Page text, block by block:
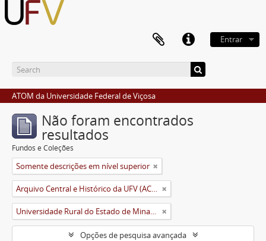
Entrar
ATOM da Universidade Federal de Viçosa
Não foram encontrados
resultados
Fundos e Coleções
Somente descrições em nível superior
Arquivo Central e Histórico da UFV (ACH-UFV)
Universidade Rural do Estado de Minas Gerais (Uremg)
Opções de pesquisa avançada